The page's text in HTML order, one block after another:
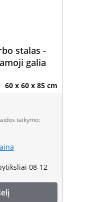
stalas -
galia
60 x 60 x 85 cm
taikymo:
08-12